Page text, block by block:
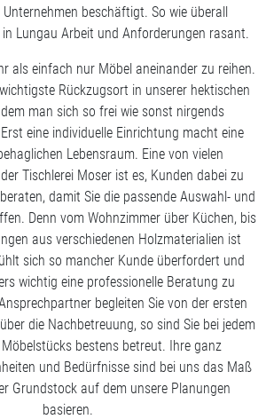
beschäftigt. So wie überall
Lungau Arbeit und Anforderungen rasant.
als einfach nur Möbel aneinander zu reihen.
Rückzugsort in unserer hektischen
man sich so frei wie sonst nirgends
eine individuelle Einrichtung macht eine
Lebensraum. Eine von vielen
Tischlerei Moser ist es, Kunden dabei zu
damit Sie die passende Auswahl- und
Denn vom Wohnzimmer über Küchen, bis
aus verschiedenen Holzmaterialien ist
sich so mancher Kunde überfordert und
wichtig eine professionelle Beratung zu
begleiten Sie von der ersten
die Nachbetreuung, so sind Sie bei jedem
bestens betreut. Ihre ganz
und Bedürfnisse sind bei uns das Maß
Grundstock auf dem unsere Planungen
basieren.